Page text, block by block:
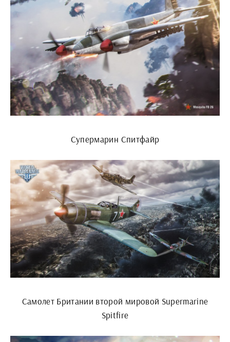
Супермарин Спитфайр
Самолет Британии второй мировой Supermarine
Spitfire